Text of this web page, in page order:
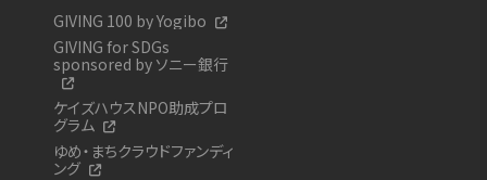
GIVING 100 by Yogibo
GIVING for SDGs
sponsored by ソニー銀行
ケイズハウスNPO助成プロ
グラム
ゆめ・まちクラウドファンディ
ング